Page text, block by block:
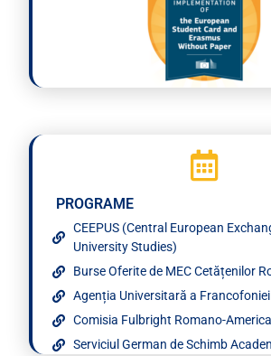
PROGRAME
CEEPUS (Central European
University Studies)
Burse Oferite de MEC Cetățenilor
Agenția Universitară a Francofoniei
Comisia Fulbright Romano-
Serviciul German de Schimb